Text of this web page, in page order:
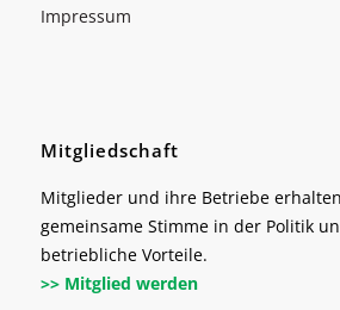
Impressum
Mitgliedschaft
Mitglieder und ihre Betriebe
gemeinsame Stimme in der Politik
betriebliche Vorteile.
>> Mitglied werden